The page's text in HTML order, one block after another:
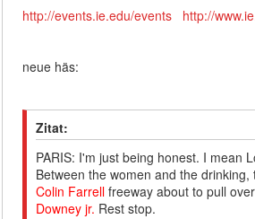
http://events.ie.edu/events http://
neue häs:
Zitat:
PARIS: I'm just being honest. I mean
Between the women and the
Colin Farrell freeway about to pull
Downey jr. Rest stop.